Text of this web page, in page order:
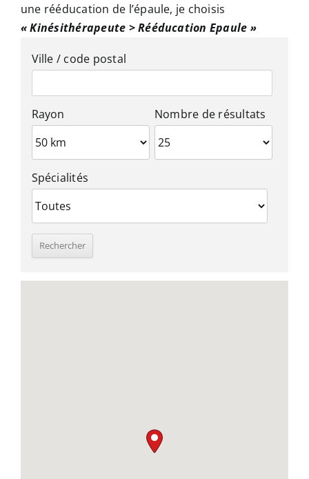
une rééducation de l’épaule, je choisis
« Kinésithérapeute > Rééducation Epaule »
Ville / code postal
Rayon Nombre de résultats
Spécialités